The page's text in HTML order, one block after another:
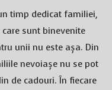
timp dedicat familiei,
sunt binevenite
unii nu este așa. Din
nevoiașe nu se pot
de cadouri. În fiecare